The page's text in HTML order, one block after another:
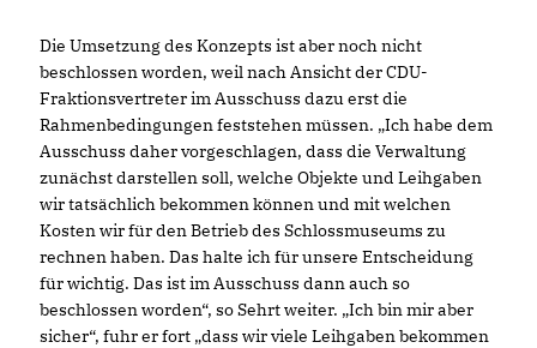
Die Umsetzung des Konzepts ist aber noch nicht
beschlossen worden, weil nach Ansicht der CDU-
Fraktionsvertreter im Ausschuss dazu erst die
Rahmenbedingungen feststehen müssen. „Ich habe dem
Ausschuss daher vorgeschlagen, dass die Verwaltung
zunächst darstellen soll, welche Objekte und Leihgaben
wir tatsächlich bekommen können und mit welchen
Kosten wir für den Betrieb des Schlossmuseums zu
rechnen haben. Das halte ich für unsere Entscheidung
für wichtig. Das ist im Ausschuss dann auch so
beschlossen worden“, so Sehrt weiter. „Ich bin mir aber
sicher“, fuhr er fort „dass wir viele Leihgaben bekommen